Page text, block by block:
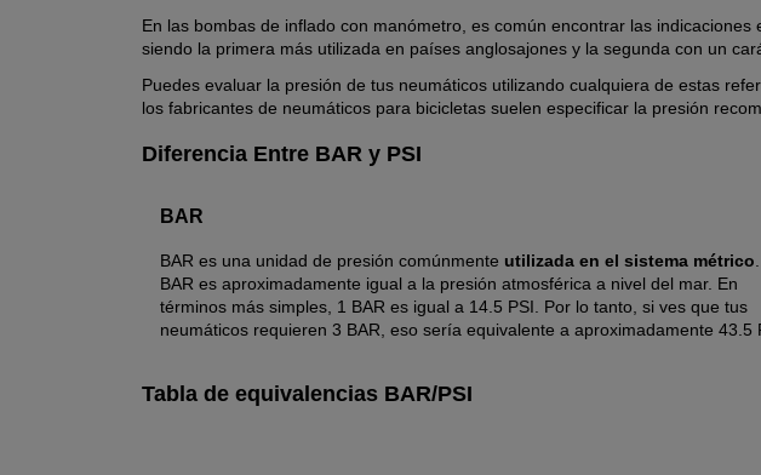
En las bombas de inflado con manómetro, es común encontrar las indicaciones
siendo la primera más utilizada en países anglosajones y la segunda con un
Puedes evaluar la presión de tus neumáticos utilizando cualquiera de estas
los fabricantes de neumáticos para bicicletas suelen especificar la presión
Diferencia Entre BAR y PSI
BAR
BAR es una unidad de presión comúnmente utilizada en el sistema métrico
BAR es aproximadamente igual a la presión atmosférica a nivel del mar. En
términos más simples, 1 BAR es igual a 14.5 PSI. Por lo tanto, si ves que tus
neumáticos requieren 3 BAR, eso sería equivalente a aproximadamente 43.5
Tabla de equivalencias BAR/PSI